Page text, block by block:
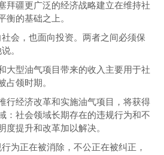
拜疆更广泛的经济战略建立在维持社
衡的基础之上。
会，也面向投资。两者之间必须保
。
大型油气项目带来的收入主要用于社
占领时期。
行经济改革和实施油气项目，将获得
：社会领域长期存在的违规行为和不
度提升和改革加以解决。
为正在被消除，不公正在被纠正，